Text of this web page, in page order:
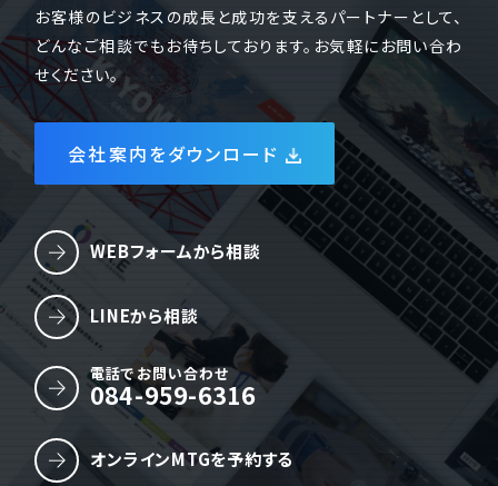
お客様のビジネスの成長と成功を支えるパートナーとして、
どんなご相談でもお待ちしております。お気軽にお問い合わ
せください。
会社案内をダウンロード
WEBフォームから相談
LINEから相談
電話でお問い合わせ
084-959-6316
オンラインMTGを予約する